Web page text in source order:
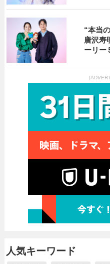
“本当
唐沢寿
ーリー
人気キーワード